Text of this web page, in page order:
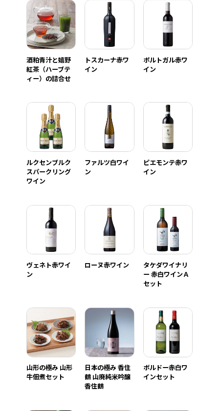
酒粕青汁と嬉野
紅茶（ハーブテ
ィー）の詰合せ
トスカーナ赤ワ
イン
ポルトガル赤ワ
イン
ルクセンブルク
スパークリング
ワイン
ファルツ白ワイ
ン
ピエモンテ赤ワ
イン
ヴェネト赤ワイ
ン
ローヌ赤ワイン
タケダワイナリ
ー 赤白ワインＡ
セット
山形の極み 山形
牛佃煮セット
日本の極み 香住
鶴 山廃純米吟醸
香住鶴
ボルドー赤白ワ
インセット